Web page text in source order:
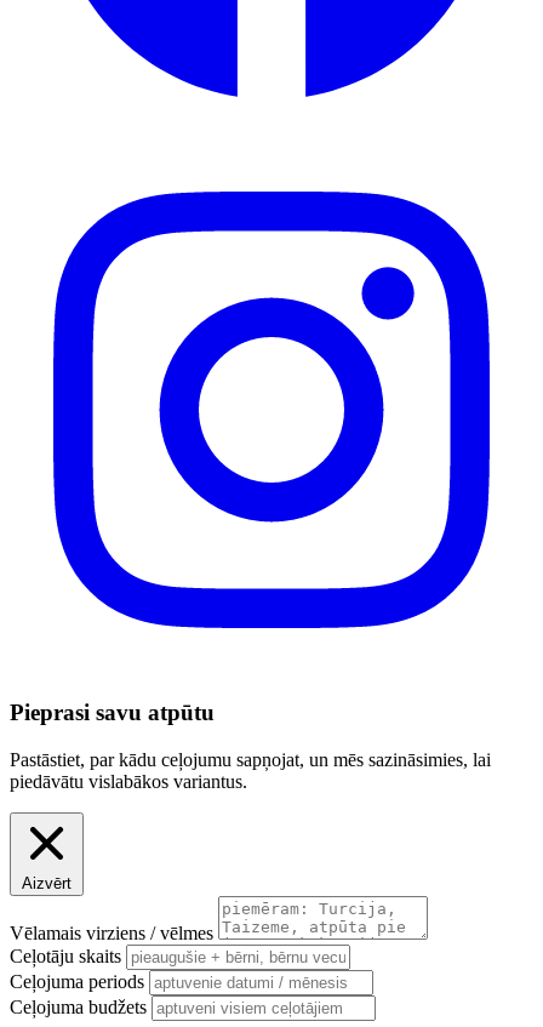
Pieprasi savu atpūtu
Pastāstiet, par kādu ceļojumu sapņojat, un mēs sazināsimies, lai
piedāvātu vislabākos variantus.
Aizvērt
Vēlamais virziens / vēlmes
Ceļotāju skaits
Ceļojuma periods
Ceļojuma budžets